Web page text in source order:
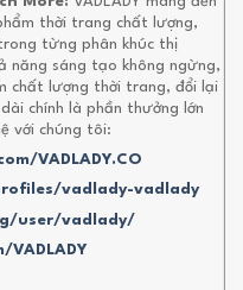
thời trang chất lượng,
từng phân khúc thị
năng sáng tạo không ngừng,
chất lượng thời trang, đổi lại
chính là phần thưởng lớn
với chúng tôi:
VADLADY.CO
vadlady-vadlady
user/vadlady/